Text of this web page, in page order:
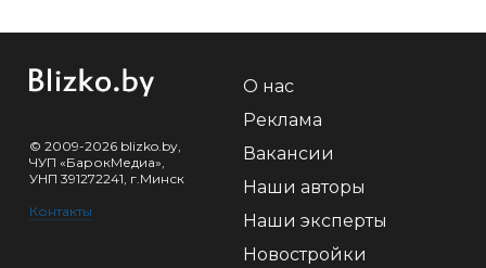
© 2009-2026 blizko.by,
ЧУП «БарокМедиа»,
УНП 391272241, г.Минск
Контакты
О нас
Реклама
Вакансии
Наши авторы
Наши эксперты
Новостройки